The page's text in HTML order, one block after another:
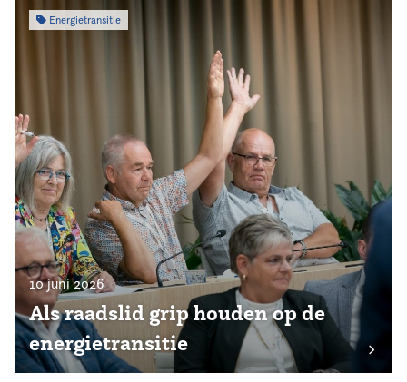
Energietransitie
10 juni 2026
Als raadslid grip houden op de
energietransitie